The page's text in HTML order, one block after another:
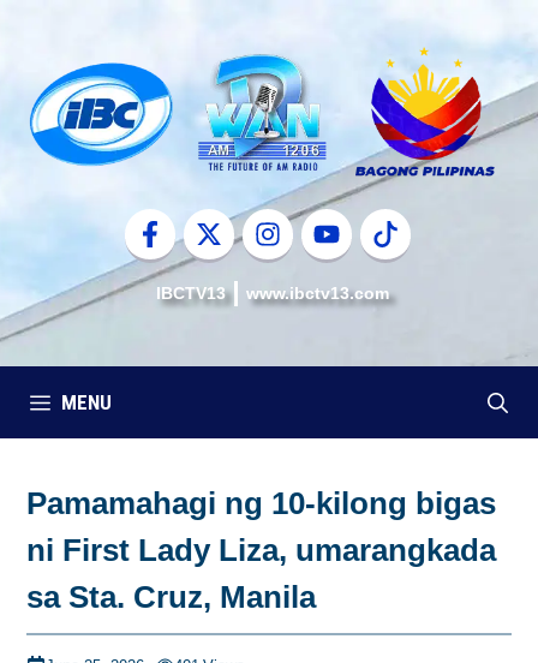
content
IBCTV13 www.ibctv13.com
MENU
Pamamahagi ng 10-kilong bigas
ni First Lady Liza, umarangkada
sa Sta. Cruz, Manila